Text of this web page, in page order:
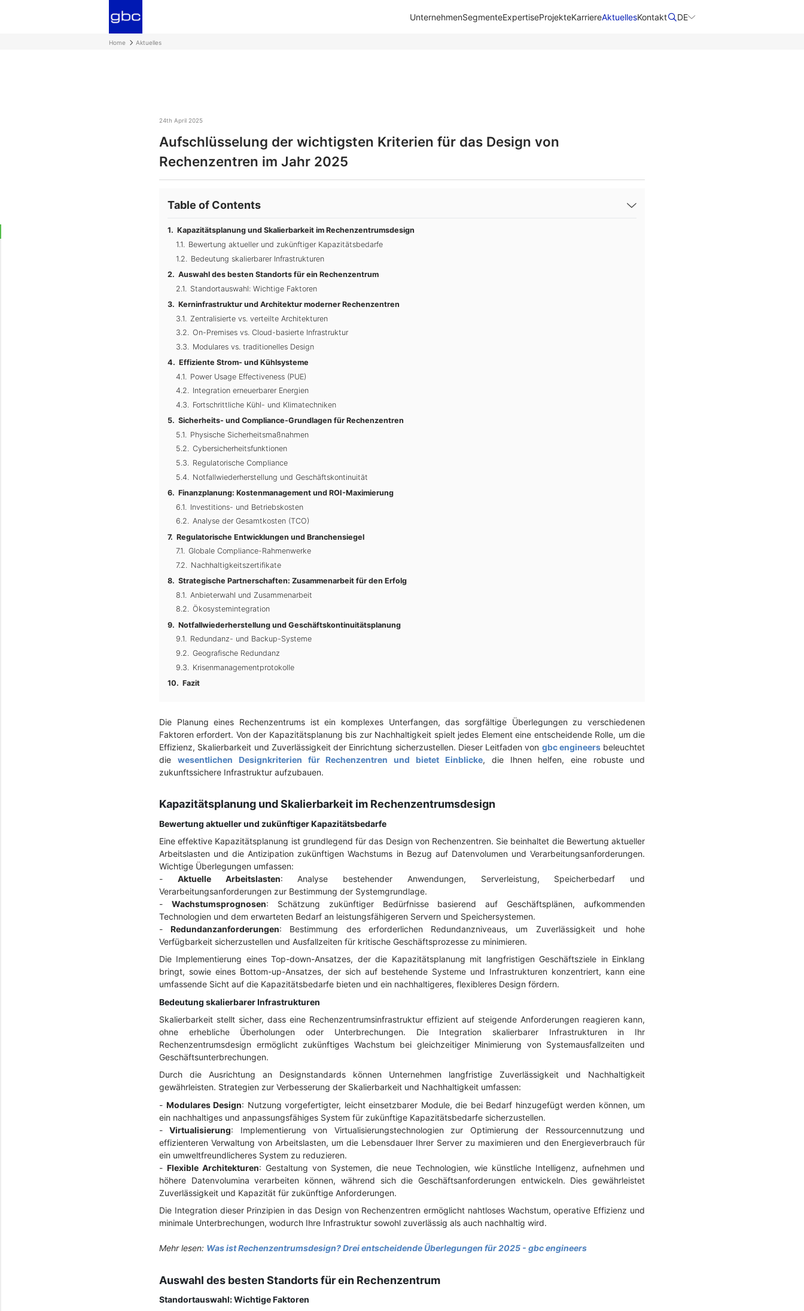
UnternehmenSegmenteExpertiseProjekteKarriereAktuellesKontakt DE
Home Aktuelles
24th April 2025
Aufschlüsselung der wichtigsten Kriterien für das Design von
Rechenzentren im Jahr 2025
Table of Contents
Kapazitätsplanung und Skalierbarkeit im Rechenzentrumsdesign
Bewertung aktueller und zukünftiger Kapazitätsbedarfe
Bedeutung skalierbarer Infrastrukturen
Auswahl des besten Standorts für ein Rechenzentrum
Standortauswahl: Wichtige Faktoren
Kerninfrastruktur und Architektur moderner Rechenzentren
Zentralisierte vs. verteilte Architekturen
On-Premises vs. Cloud-basierte Infrastruktur
Modulares vs. traditionelles Design
Effiziente Strom- und Kühlsysteme
Power Usage Effectiveness (PUE)
Integration erneuerbarer Energien
Fortschrittliche Kühl- und Klimatechniken
Sicherheits- und Compliance-Grundlagen für Rechenzentren
Physische Sicherheitsmaßnahmen
Cybersicherheitsfunktionen
Regulatorische Compliance
Notfallwiederherstellung und Geschäftskontinuität
Finanzplanung: Kostenmanagement und ROI-Maximierung
Investitions- und Betriebskosten
Analyse der Gesamtkosten (TCO)
Regulatorische Entwicklungen und Branchensiegel
Globale Compliance-Rahmenwerke
Nachhaltigkeitszertifikate
Strategische Partnerschaften: Zusammenarbeit für den Erfolg
Anbieterwahl und Zusammenarbeit
Ökosystemintegration
Notfallwiederherstellung und Geschäftskontinuitätsplanung
Redundanz- und Backup-Systeme
Geografische Redundanz
Krisenmanagementprotokolle
Fazit
Die Planung eines Rechenzentrums ist ein komplexes Unterfangen, das sorgfältige Überlegungen zu verschiedenen
Faktoren erfordert. Von der Kapazitätsplanung bis zur Nachhaltigkeit spielt jedes Element eine entscheidende Rolle, um die
Effizienz, Skalierbarkeit und Zuverlässigkeit der Einrichtung sicherzustellen. Dieser Leitfaden von gbc engineersbeleuchtet
die wesentlichen Designkriterien für Rechenzentren und bietet Einblicke, die Ihnen helfen, eine robuste und
zukunftssichere Infrastruktur aufzubauen.
Kapazitätsplanung und Skalierbarkeit im Rechenzentrumsdesign
Bewertung aktueller und zukünftiger Kapazitätsbedarfe
Eine effektive Kapazitätsplanung ist grundlegend für das Design von Rechenzentren. Sie beinhaltet die Bewertung aktueller
Arbeitslasten und die Antizipation zukünftigen Wachstums in Bezug auf Datenvolumen und Verarbeitungsanforderungen.
Wichtige Überlegungen umfassen:
- Aktuelle Arbeitslasten: Analyse bestehender Anwendungen, Serverleistung, Speicherbedarf und
Verarbeitungsanforderungen zur Bestimmung der Systemgrundlage.
- Wachstumsprognosen: Schätzung zukünftiger Bedürfnisse basierend auf Geschäftsplänen, aufkommenden
Technologien und dem erwarteten Bedarf an leistungsfähigeren Servern und Speichersystemen.
-Redundanzanforderungen: Bestimmung des erforderlichen Redundanzniveaus, um Zuverlässigkeit und hohe
Verfügbarkeit sicherzustellen und Ausfallzeiten für kritische Geschäftsprozesse zu minimieren.
Die Implementierung eines Top-down-Ansatzes, der die Kapazitätsplanung mit langfristigen Geschäftsziele in Einklang
bringt, sowie eines Bottom-up-Ansatzes, der sich auf bestehende Systeme und Infrastrukturen konzentriert, kann eine
umfassende Sicht auf die Kapazitätsbedarfe bieten und ein nachhaltigeres, flexibleres Design fördern.
Bedeutung skalierbarer Infrastrukturen
Skalierbarkeit stellt sicher, dass eine Rechenzentrumsinfrastruktur effizient auf steigende Anforderungen reagieren kann,
ohne erhebliche Überholungen oder Unterbrechungen. Die Integration skalierbarer Infrastrukturen in Ihr
Rechenzentrumsdesign ermöglicht zukünftiges Wachstum bei gleichzeitiger Minimierung von Systemausfallzeiten und
Geschäftsunterbrechungen.
Durch die Ausrichtung an Designstandards können Unternehmen langfristige Zuverlässigkeit und Nachhaltigkeit
gewährleisten. Strategien zur Verbesserung der Skalierbarkeit und Nachhaltigkeit umfassen:
- Modulares Design: Nutzung vorgefertigter, leicht einsetzbarer Module, die bei Bedarf hinzugefügt werden können, um
ein nachhaltiges und anpassungsfähiges System für zukünftige Kapazitätsbedarfe sicherzustellen.
-Virtualisierung: Implementierung von Virtualisierungstechnologien zur Optimierung der Ressourcennutzung und
effizienteren Verwaltung von Arbeitslasten, um die Lebensdauer Ihrer Server zu maximieren und den Energieverbrauch für
ein umweltfreundlicheres System zu reduzieren.
- Flexible Architekturen: Gestaltung von Systemen, die neue Technologien, wie künstliche Intelligenz, aufnehmen und
höhere Datenvolumina verarbeiten können, während sich die Geschäftsanforderungen entwickeln. Dies gewährleistet
Zuverlässigkeit und Kapazität für zukünftige Anforderungen.
Die Integration dieser Prinzipien in das Design von Rechenzentren ermöglicht nahtloses Wachstum, operative Effizienz und
minimale Unterbrechungen, wodurch Ihre Infrastruktur sowohl zuverlässig als auch nachhaltig wird.
Mehr lesen: Was ist Rechenzentrumsdesign? Drei entscheidende Überlegungen für 2025 - gbc engineers
Auswahl des besten Standorts für ein Rechenzentrum
Standortauswahl: Wichtige Faktoren